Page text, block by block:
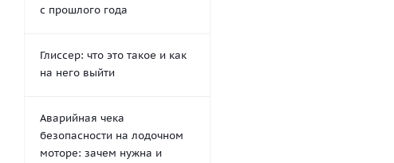
с прошлого года
Глиссер: что это такое и как
на него выйти
Аварийная чека
безопасности на лодочном
моторе: зачем нужна и